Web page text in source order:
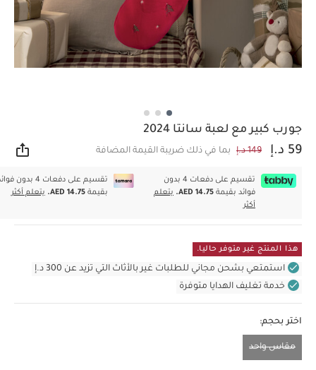
جورب كبير مع لعبة سانتا 2024
59 د.إ 149 د.إ بما في ذلك ضريبة القيمة المضافة
تقسيم على دفعات 4 بدون
فوائد بقيمة AED 14.75.
يتعلم
أكثر
تقسيم على دفعات 4 بدون
بقيمةAED 14.75. يتعلم أكثر
هذا المنتج غير متوفر حاليا.
استمتعي بشحن مجاني للطلبات غير بالأثاث التي تزيد عن 300 د.إ
خدمة تغليف الهدايا متوفرة
اختر بحجم:
مقاس واحد